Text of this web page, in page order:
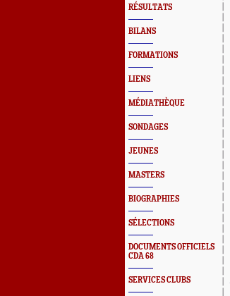
RÉSULTATS
BILANS
FORMATIONS
LIENS
MÉDIATHÈQUE
SONDAGES
JEUNES
MASTERS
BIOGRAPHIES
SÉLECTIONS
DOCUMENTS OFFICIELS
CDA 68
SERVICES CLUBS